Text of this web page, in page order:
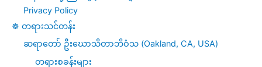
Privacy Policy
☸️ တရားသင်တန်း
ဆရာတော် ဦးဃောသိတာဘိဝံသ (Oakland, CA, USA)
တရားစခန်းများ